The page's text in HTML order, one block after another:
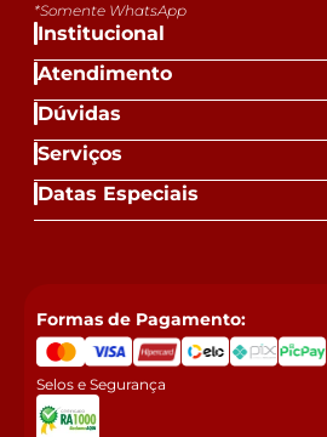
Institucional
Atendimento
Dúvidas
Serviços
Datas Especiais
*Somente WhatsApp
Formas de Pagamento:
Selos e Segurança